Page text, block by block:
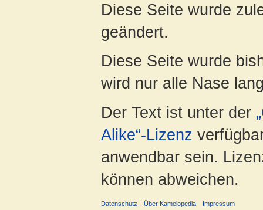
Diese Seite wurde
geändert.
Diese Seite wurde
wird nur alle Nase
Der Text ist unter der
Alike“-Lizenz
anwendbar sein.
können abweichen.
Datenschutz Über Kamelopedia Impressum